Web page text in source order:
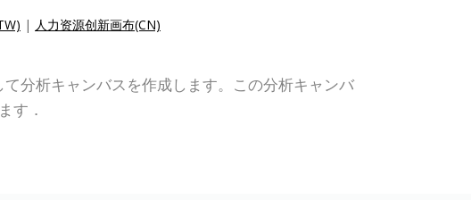
| 人力资源创新画布(CN)
分析キャンバスを作成します。この分析キャンバ
す．